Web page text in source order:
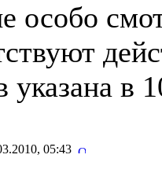
особо
указана в
05:43